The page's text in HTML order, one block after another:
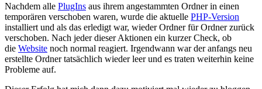
Nachdem alle PlugIns aus ihrem angestammten Ordner in einen
temporären verschoben waren, wurde die aktuelle PHP-Version
installiert und als das erledigt war, wieder Ordner für Ordner zurück
verschoben. Nach jeder dieser Aktionen ein kurzer Check, ob
die Website noch normal reagiert. Irgendwann war der anfangs neu
erstellte Ordner tatsächlich wieder leer und es traten weiterhin keine
Probleme auf.